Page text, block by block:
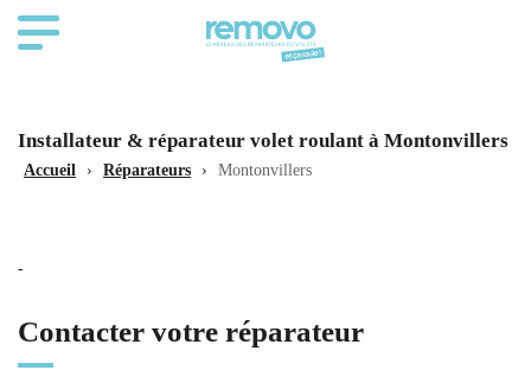
Installateur & réparateur volet roulant à Montonvillers
Accueil › Réparateurs › Montonvillers
-
Contacter votre réparateur